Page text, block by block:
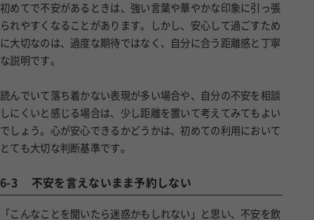
初めてで不安があるときは、強い言葉や華やかな印象に引っ張
られやすくなることがあります。しかし、安心して過ごすため
に大切なのは、過度な期待ではなく、自分に合う距離感と丁寧
な説明です。
読んでいて落ち着かない表現が多い場合や、自分の不安を相談
しにくいと感じる場合は、少し距離を置いて考えてみてもよい
でしょう。心が安心できるかどうかは、初めての利用において
とても大切な判断基準です。
6-3 不安を言えないまま予約しない
「こんなことを聞いたら迷惑かもしれない」と思い、不安を飲